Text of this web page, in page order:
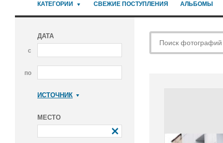
КАТЕГОРИИ СВЕЖИЕ ПОСТУПЛЕНИЯ АЛЬБОМЫ
ДАТА
с
по
ИСТОЧНИК
МЕСТО